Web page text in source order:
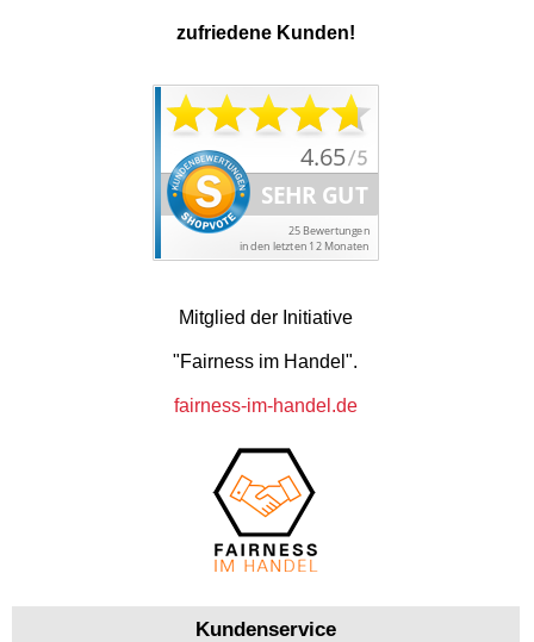
zufriedene Kunden!
Mitglied der Initiative
"Fairness im Handel".
fairness-im-handel.de
Kundenservice